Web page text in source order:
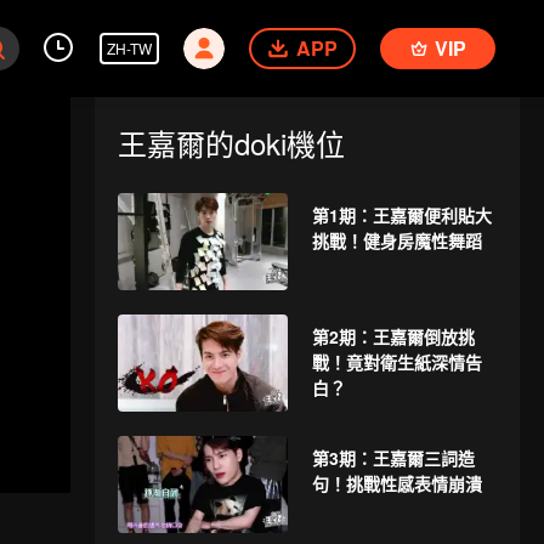
ZH-TW APP VIP
王嘉爾的doki機位
第1期：王嘉爾便利貼大
挑戰！健身房魔性舞蹈
第2期：王嘉爾倒放挑
戰！竟對衛生紙深情告
白？
第3期：王嘉爾三詞造
句！挑戰性感表情崩潰